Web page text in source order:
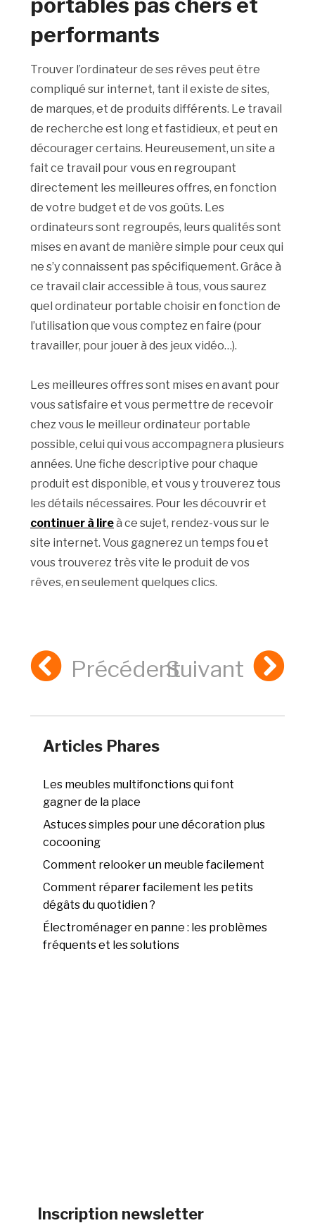
portables pas chers et
performants
Trouver l’ordinateur de ses rêves peut être
compliqué sur internet, tant il existe de sites,
de marques, et de produits différents. Le travail
de recherche est long et fastidieux, et peut en
décourager certains. Heureusement, un site a
fait ce travail pour vous en regroupant
directement les meilleures offres, en fonction
de votre budget et de vos goûts. Les
ordinateurs sont regroupés, leurs qualités sont
mises en avant de manière simple pour ceux qui
ne s’y connaissent pas spécifiquement. Grâce à
ce travail clair accessible à tous, vous saurez
quel ordinateur portable choisir en fonction de
l’utilisation que vous comptez en faire (pour
travailler, pour jouer à des jeux vidéo…).
Les meilleures offres sont mises en avant pour
vous satisfaire et vous permettre de recevoir
chez vous le meilleur ordinateur portable
possible, celui qui vous accompagnera plusieurs
années. Une fiche descriptive pour chaque
produit est disponible, et vous y trouverez tous
les détails nécessaires. Pour les découvrir et
continuer à lireà ce sujet, rendez-vous sur le
site internet. Vous gagnerez un temps fou et
vous trouverez très vite le produit de vos
rêves, en seulement quelques clics.
PrécédentSuivant
Articles Phares
Les meubles multifonctions qui font
gagner de la place
Astuces simples pour une décoration plus
cocooning
Comment relooker un meuble facilement
Comment réparer facilement les petits
dégâts du quotidien ?
Électroménager en panne : les problèmes
fréquents et les solutions
Inscription newsletter